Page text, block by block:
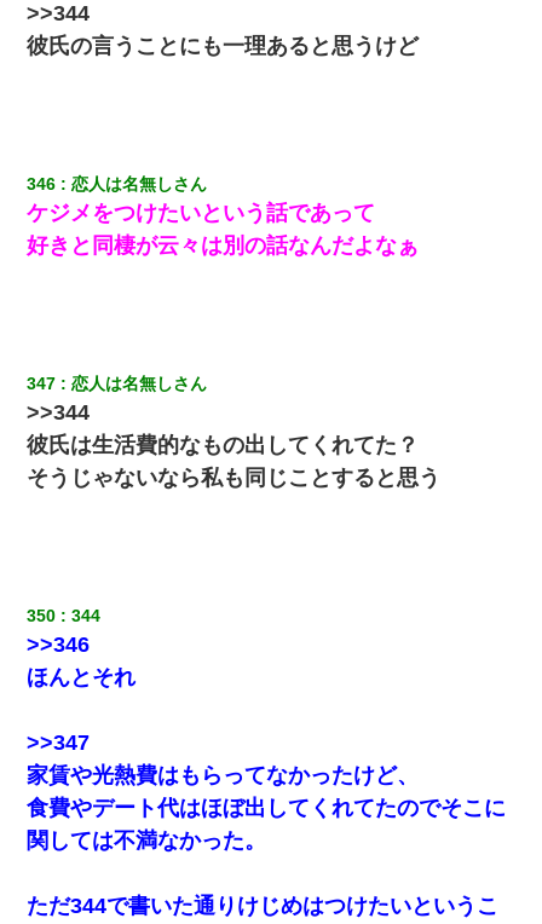
ら、旦那の顔が曇って雰囲気が一転。そそくさと話を切り上げて
いつもより早く寝付いてしまった…｜生活｜ワロタあんてな
「リフォーム費用を負担しろ！」「金の管理は私達がする！」と
浅ましくも集りにきた。
テレワーク上司「会議中はカメラ付けろ！」女社員「え、事前連
夫に癌の余命宣告。その闘病中に長女から信じられない言葉を受
くもう堕胎できない月なんだと母から連絡がきた…｜生活｜ワロ
タあんてな
彼女との行為を録画した結果→衝撃の事実が判明したｗｗｗｗｗ
新卒の女性社員に1年半ストーカーされていた。俺「マジで怖い」
上司「話をしてみる」→女性社員「実は10数年前に…」
新築の家で。クラクラするくらいの「白粉の匂い」が鼻につくも
>>344
彼氏の言うことにも一理あると思うけど
346 恋人は名無しさん
ケジメをつけたいという話であって
好きと同棲が云々は別の話なんだよなぁ
347 恋人は名無しさん
>>344
彼氏は生活費的なもの出してくれてた？
そうじゃないなら私も同じことすると思う
350 344
>>346
ほんとそれ
>>347
家賃や光熱費はもらってなかったけど、
食費やデート代はほぼ出してくれてたのでそこに
関しては不満なかった。
ただ344で書いた通りけじめはつけたいというこ